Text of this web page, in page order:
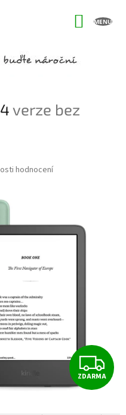
verze bez
hodnocení
Z
D
ZDARMA